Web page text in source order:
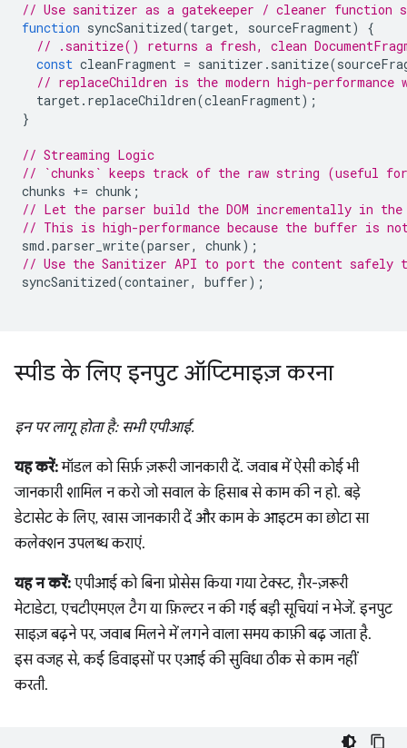
// Use sanitizer as a gatekeeper / cleaner function
function syncSanitized(target, sourceFragment)
{
// .sanitize() returns a fresh, clean
const cleanFragment = sanitizer . sanitize(
// replaceChildren is the modern high-performance
target. replaceChildren(cleanFragment);
}
// Streaming Logic
// `chunks` keeps track of the raw string (useful for
chunks += chunk ;
// Let the parser build the DOM incrementally in
// This is high-performance because the buffer is
smd .parser_write(parser, chunk);
// Use the Sanitizer API to port the content safely
syncSanitized(container, buffer);
स्पीड के लिए इनपुट ऑप्टिमाइज़ करना
इन पर लागू होता है: सभी एपीआई.
यह करें:मॉडल को सिर्फ़ ज़रूरी जानकारी दें. जवाब में ऐसी कोई भी
जानकारी शामिल न करो जो सवाल के हिसाब से काम की न हो. बड़े
डेटासेट के लिए, खास जानकारी दें और काम के आइटम का छोटा सा
कलेक्शन उपलब्ध कराएं.
यह न करें: एपीआई को बिना प्रोसेस किया गया टेक्स्ट, गै़र-ज़रूरी
मेटाडेटा, एचटीएमएल टैग या फ़िल्टर न की गई बड़ी सूचियां न भेजें. इनपुट
साइज़ बढ़ने पर, जवाब मिलने में लगने वाला समय काफ़ी बढ़ जाता है.
इस वजह से, कई डिवाइसों पर एआई की सुविधा ठीक से काम नहीं
करती.